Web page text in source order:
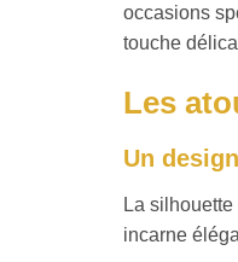
occasions
touche
Les
Un
La
incarne